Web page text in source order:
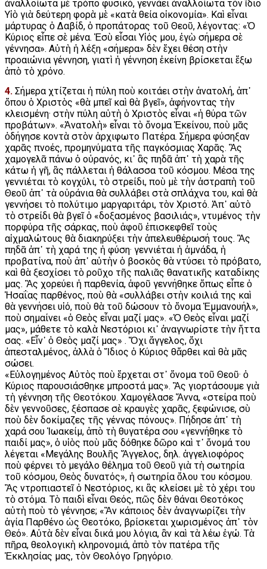
ἀναλλοίωτα μὲ τρόπο φυσικό, γεννάει ἀναλλοίωτα τὸν ἴδιο
Υἱὸ γιὰ δεύτερη φορὰ μὲ «κατὰ θεία οἰκονομία». Καὶ εἶναι
μάρτυρας ὁ Δαβίδ, ὁ προπάτορας τοῦ Θεοῦ, λέγοντας: «Ὁ
Κύριος εἶπε σὲ μένα. Ἐσὺ εἶσαι Υἱός μου, ἐγὼ σήμερα σὲ
γέννησα». Αὐτὴ ἡ λέξη «σήμερα» δὲν ἔχει θέση στὴν
προαιώνια γέννηση, γιατὶ ἡ γέννηση ἐκείνη βρίσκεται ἔξω
ἀπὸ τὸ χρόνο.
4. Σήμερα χτίζεται ἡ πύλη ποὺ κοιτάει στὴν ἀνατολή, ἀπ᾿
ὅπου ὁ Χριστὸς «θὰ μπεῖ καὶ θὰ βγεῖ», ἀφήνοντας τὴν
κλεισμένη· στὴν πύλη αὐτὴ ὁ Χριστὸς εἶναι «ἡ θύρα τῶν
προβάτων». «Ἀνατολὴ» εἶναι τὸ ὄνομα Ἐκείνου, ποὺ μᾶς
ὁδήγησε κοντὰ στὸν ἀρχιφωτο Πατέρα. Σήμερα φύσηξαν
χαρᾶς πνοές, προμηνύματα τῆς παγκόσμιας Χαρᾶς. Ἂς
χαμογελᾶ πάνω ὁ οὐρανός, κι᾿ ἂς πηδᾶ ἀπ᾿ τὴ χαρὰ τῆς
κάτω ἡ γῆ, ἂς πάλλεται ἡ θάλασσα τοῦ κόσμου. Μέσα της
γεννιέται τὸ κογχύλι, τὸ στρείδι, ποὺ μὲ τὴν ἀστραπὴ τοῦ
Θεοῦ ἀπ᾿ τὰ οὐράνια θὰ συλλάβει στὰ σπλάχνα του, καὶ θὰ
γεννήσει τὸ πολύτιμο μαργαριτάρι, τὸν Χριστό. Ἀπ᾿ αὐτὸ
τὸ στρείδι θὰ βγεῖ ὁ «δοξασμένος βασιλιάς», ντυμένος τὴν
πορφύρα τῆς σάρκας, ποὺ ἀφοῦ ἐπισκεφθεῖ τοὺς
αἰχμαλώτους θὰ διακηρύξει τὴν ἀπελευθέρωσή τους. Ἂς
πηδᾶ ἀπ᾿ τὴ χαρά της ἡ φύση· γεννιέται ἡ ἀμνάδα, ἡ
προβατίνα, ποὺ ἀπ᾿ αὐτὴν ὁ βοσκὸς θὰ ντύσει τὸ πρόβατο,
καὶ θὰ ξεσχίσει τὸ ροῦχο τῆς παλιᾶς θανατικῆς καταδίκης
μας. Ἂς χορεύει ἡ παρθενία, ἀφοῦ γεννήθηκε ὅπως εἶπε ὁ
Ἡσαΐας παρθένος, ποὺ θὰ «συλλάβει στὴν κοιλιά της καὶ
θὰ γεννήσει υἱό, ποὺ θὰ τοῦ δώσουν τὸ ὄνομα Ἐμμανουήλ»,
ποὺ σημαίνει «ὁ Θεὸς εἶναι μαζί μας». «Ὁ Θεὸς εἶναι μαζί
μας», μάθετε τὸ καλὰ Νεστόριοι κι᾿ ἀναγνωρίστε τὴν ἥττα
σας. «Εἶν᾿ ὁ Θεὸς μαζί μας» . Ὄχι ἄγγελος, ὄχι
ἀπεσταλμένος, ἀλλὰ ὁ Ἴδιος ὁ Κύριος θἄρθει καὶ θὰ μᾶς
σώσει.
«Εὐλογημένος Αὐτὸς ποὺ ἔρχεται στ᾿ ὄνομα τοῦ Θεοῦ· ὁ
Κύριος παρουσιάσθηκε μπροστά μας». Ἂς γιορτάσουμε γιὰ
τὴ γέννηση τῆς Θεοτόκου. Χαμογέλασε Ἄννα, «στείρα ποὺ
δὲν γεννοῦσες, ξέσπασε σὲ κραυγὲς χαρᾶς, ξεφώνισε, σὺ
ποὺ δὲν δοκίμαζες τῆς γέννας πόνους». Πήδησε ἀπ᾿ τὴ
χαρά σου Ἰωακείμ, ἀπὸ τὴ θυγατέρα σου «γεννήθηκε τὸ
παιδί μας», ὁ υἱὸς ποὺ μᾶς δόθηκε δῶρο καὶ τ᾿ ὄνομά του
λέγεται «Μεγάλης Βουλῆς Ἄγγελος, δηλ. ἀγγελιοφόρος
ποὺ φέρνει τὸ μεγάλο θέλημα τοῦ Θεοῦ γιὰ τὴ σωτηρία
τοῦ κόσμου, Θεὸς δυνατός», ἡ σωτηρία ὅλου του κόσμου.
Ἂς ντροπιαστεῖ ὁ Νεστόριος, κι ἂς κλείσει μὲ τὸ χέρι του
τὸ στόμα. Τὸ παιδὶ εἶναι Θεός, πῶς δὲν θάναι Θεοτόκος
αὐτὴ ποὺ τὸ γέννησε; «Ἂν κάποιος δὲν ἀναγνωρίζει τὴν
ἁγία Παρθένο ὡς Θεοτόκο, βρίσκεται χωρισμένος ἀπ᾿ τὸν
Θεό». Αὐτὰ δὲν εἶναι δικά μου λόγια, ἂν καὶ τὰ λέω ἐγώ. Τὰ
πῆρα, θεολογικὴ κληρονομιά, ἀπὸ τὸν πατέρα τῆς
Ἐκκλησίας μας, τὸν Θεολόγο Γρηγόριο.